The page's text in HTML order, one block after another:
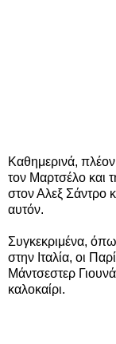
Καθημερινά,
τον Μαρτσέλο και
στον Αλεξ Σάντρο
αυτόν.
Συγκεκριμένα,
στην Ιταλία, οι
Μάντσεστερ
καλοκαίρι.